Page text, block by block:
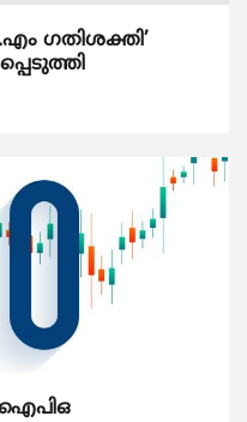
ഗതിശക്തി’
ഐപിഒ